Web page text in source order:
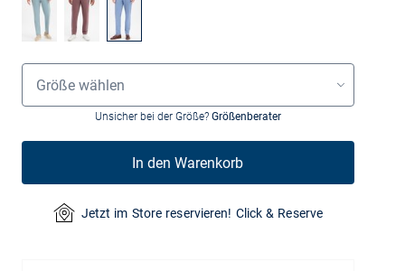
Größenauswahl
Größe wählen
Unsicher bei der Größe? Größenberater
In den Warenkorb
Jetzt im Store reservieren! Click & Reserve